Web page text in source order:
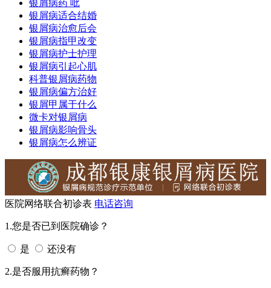
银屑病药 吡
银屑病适合结婚
银屑病治愈后会
银屑病指甲改变
银屑病护士护理
银屑病引起心肌
科普银屑病药物
银屑病偏方治好
银屑甲属于什么
微卡对银屑病
银屑病影响骨头
银屑病怎么辨证
医院网络联合初诊表 电话咨询
1.您是否已到医院确诊？
是 还没有
2.是否服用抗癣药物？